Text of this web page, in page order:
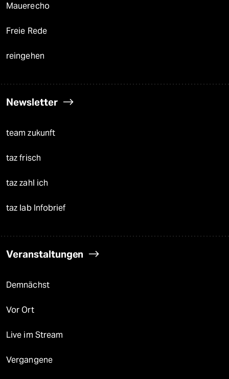
Mauerecho
Freie Rede
reingehen
Newsletter
team zukunft
taz frisch
taz zahl ich
taz lab Infobrief
Veranstaltungen
Demnächst
Vor Ort
Live im Stream
Vergangene